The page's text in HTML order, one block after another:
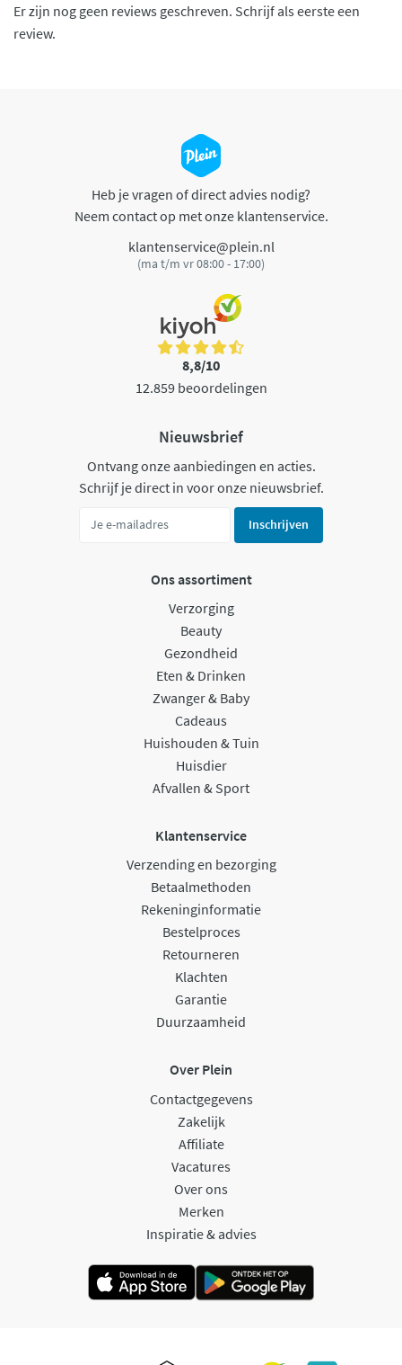
Er zijn nog geen reviews geschreven. Schrijf als eerste een
review.
Heb je vragen of direct advies nodig?
Neem contact op met onze klantenservice.
klantenservice@plein.nl
(ma t/m vr 08:00 - 17:00)
8,8/10
12.859 beoordelingen
Nieuwsbrief
Ontvang onze aanbiedingen en acties.
Schrijf je direct in voor onze nieuwsbrief.
Inschrijven
Ons assortiment
Verzorging
Beauty
Gezondheid
Eten & Drinken
Zwanger & Baby
Cadeaus
Huishouden & Tuin
Huisdier
Afvallen & Sport
Klantenservice
Verzending en bezorging
Betaalmethoden
Rekeninginformatie
Bestelproces
Retourneren
Klachten
Garantie
Duurzaamheid
Over Plein
Contactgegevens
Zakelijk
Affiliate
Vacatures
Over ons
Merken
Inspiratie & advies